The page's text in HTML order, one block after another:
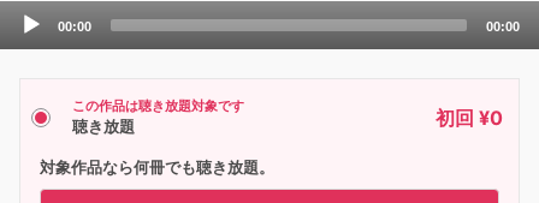
Audio
00:00 00:00
この作品は聴き放題対象です
聴き放題 初回 ¥0
対象作品なら何冊でも聴き放題。